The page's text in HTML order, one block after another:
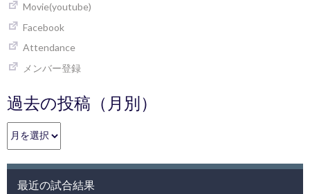
Movie(youtube)
Facebook
Attendance
メンバー登録
過去の投稿（月別）
過
去
投
最近の試合結果